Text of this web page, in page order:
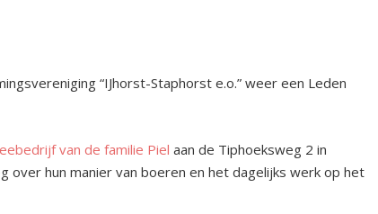
“IJhorst-Staphorst e.o.” weer een Leden
van de familie Piel aan de Tiphoeksweg 2 in
over hun manier van boeren en het dagelijks werk op het